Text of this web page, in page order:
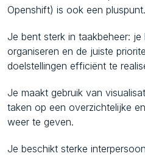
Openshift) is ook een pluspunt.
Je bent sterk in taakbeheer: je
organiseren en de juiste
doelstellingen efficiënt te
Je maakt gebruik van
taken op een overzichtelijke
weer te geven.
Je beschikt sterke